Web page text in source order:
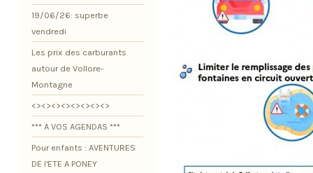
19/06/26: superbe
vendredi
Les prix des carburants
autour de Vollore-
Montagne
<><><><><><><><>
*** A VOS AGENDAS ***
Pour enfants : AVENTURES
DE l'ETE A PONEY